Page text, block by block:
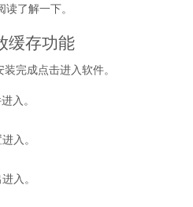
了解一下。
缓存功能
完成点击进入软件。
入。
入。
入。